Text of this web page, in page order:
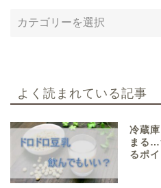
よく読まれている記事
冷蔵
まる…
るポイ